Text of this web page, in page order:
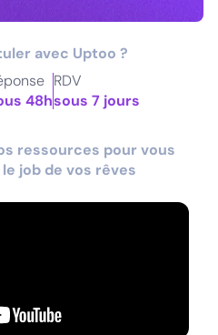
avec Uptoo ?
48h
RDV
sous 7 jours
ressources pour vous
job de vos rêves